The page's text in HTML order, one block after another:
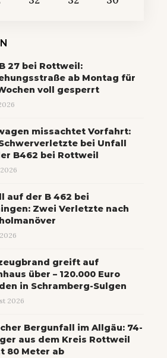
27 bei Rottweil:
ab Montag für
voll gesperrt
missachtet Vorfahrt:
bei Unfall
B462 bei Rottweil
auf der B 462 bei
Zwei Verletzte nach
greift auf
über – 120.000 Euro
in Schramberg-Sulgen
2026
Bergunfall im Allgäu: 74-
aus dem Kreis Rottweil
80 Meter ab